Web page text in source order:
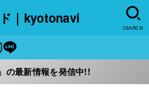
｜kyotonavi
SEARCH
の最新情報を発信中!!